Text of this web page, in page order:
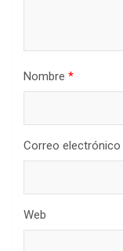
Nombre *
Correo electrónico
Web